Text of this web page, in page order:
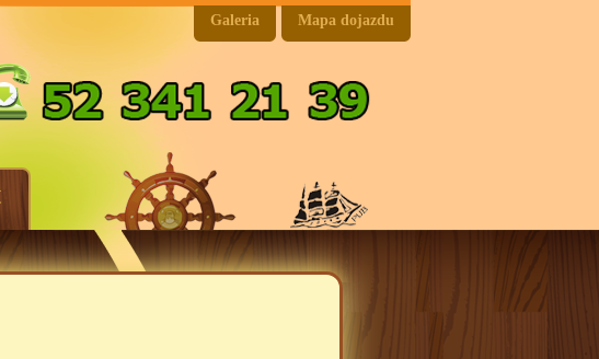
Mapa dojazdu
Galeria